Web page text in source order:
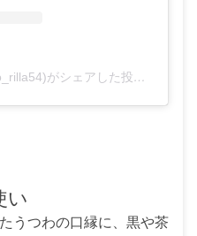
菅原顕悟 (うつわ)(@ken_go_rilla54)がシェアした投稿
い
うつわの口縁に、黒や茶